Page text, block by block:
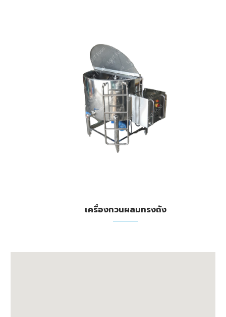
เครื่องกวนผสมทรงถัง